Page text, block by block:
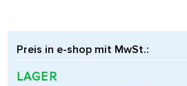
Preis in e-shop mit MwSt.:
LAGER